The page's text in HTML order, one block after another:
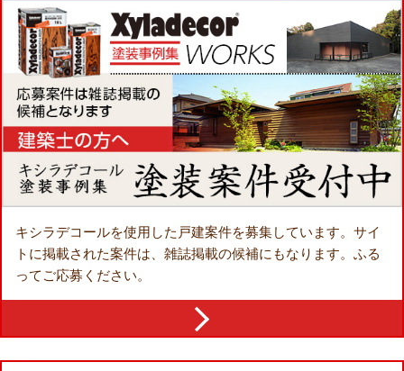
キシラデコールを使用した戸建案件を募集しています。サイ
トに掲載された案件は、雑誌掲載の候補にもなります。ふる
ってご応募ください。